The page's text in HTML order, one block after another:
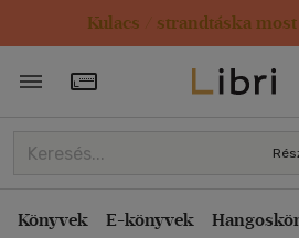
Kulacs / strandtáska most
Törzsvásárlói Kártya adatai
Könyvek E-könyvek